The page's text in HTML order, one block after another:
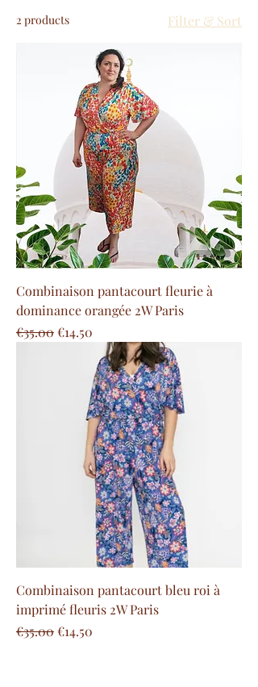
2 products Filter & Sort
Combinaison pantacourt fleurie à
dominance orangée 2W Paris
Regular Price
€35.00Sale Price
€14.50
Combinaison pantacourt bleu roi à
imprimé fleuris 2W Paris
Regular Price
€35.00Sale Price
€14.50